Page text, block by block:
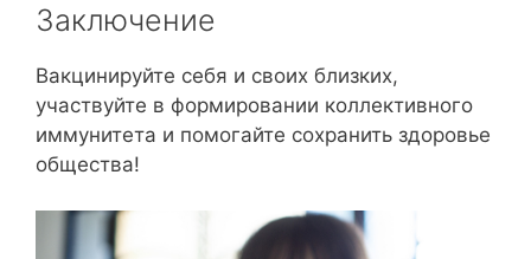
Заключение
Вакцинируйте себя и своих близких,
участвуйте в формировании коллективного
иммунитета и помогайте сохранить здоровье
общества!